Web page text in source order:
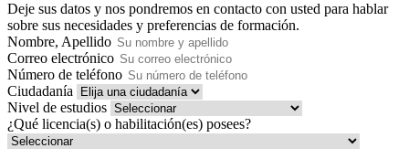
Deje sus datos y nos pondremos en contacto con usted para hablar
sobre sus necesidades y preferencias de formación.
Nombre, Apellido
Correo electrónico
Número de teléfono
Ciudadanía
Nivel de estudios
¿Qué licencia(s) o habilitación(es) posees?